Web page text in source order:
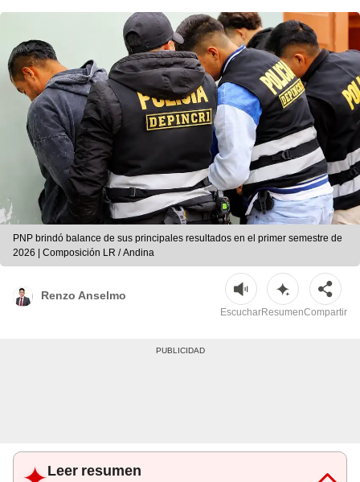
PNP brindó balance de sus principales resultados en el primer semestre de
2026 | Composición LR / Andina
Renzo Anselmo
EscucharResumenCompartir
Leer resumen